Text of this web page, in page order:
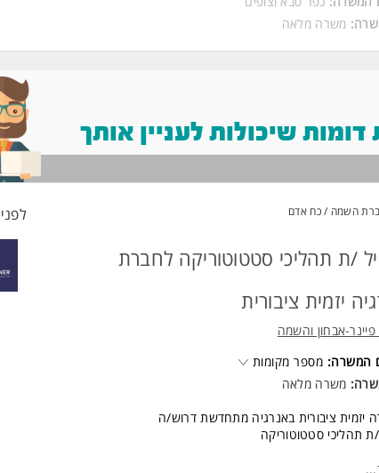
משרה מלאה
שיכולות לעניין אותך
השמה / כח אדם לפני 4
/ת תהליכי סטטוטוריקה לחברת
יזמית ציבורית
אבחון והשמה
המשרה: מספר מקומות
משרה מלאה
יזמית ציבורית באנרגיה מתחדשת דרוש/ה
ת תהליכי סטטוטוריקה
במטה החברה במרכז הארץ...